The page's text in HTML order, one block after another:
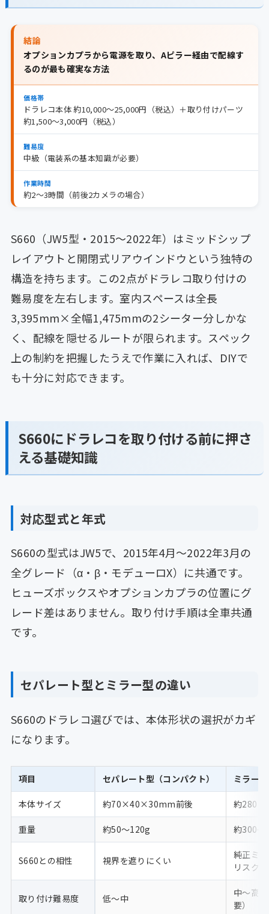
結論
オプションカプラから電源を取り、Aピラー経由で配線す
るのが最も確実な方法
価格帯
ドラレコ本体 約10,000〜25,000円（税込）＋取り付けパーツ
約1,500〜3,000円（税込）
難易度
中級（電装系の基本知識が必要）
作業時間
約2〜3時間（前後2カメラの場合）
S660（JW5型・2015〜2022年）はミッドシップ
レイアウトと開閉式リアウインドウという独特の
構造を持ちます。この2点がドラレコ取り付けの
難易度を左右します。室内スペースは全長
3,395mm×全幅1,475mmの2シーター分しかな
く、配線を隠せるルートが限られます。スペック
上の制約を把握したうえで作業に入れば、DIYで
も十分に対応できます。
S660にドラレコを取り付ける前に押さ
える基礎知識
対応型式と年式
S660の型式はJW5で、2015年4月〜2022年3月の
全グレード（α・β・モデューロX）に共通です。
ヒューズボックスやオプションカプラの位置にグ
レード差はありません。取り付け手順は全車共通
です。
セパレート型とミラー型の違い
S660のドラレコ選びでは、本体形状の選択がカギ
になります。
項目 セパレート型（コンパクト） ミラー
本体サイズ 約70×40×30mm前後 約
重量 約50〜120g 約300〜
S660との相性 視界を遮りにくい
純正ミ
リスク
取り付け難易度 低〜中
中〜高
要）